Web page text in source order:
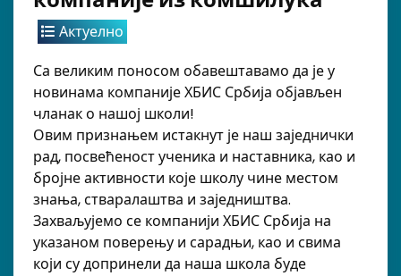
Актуелно
Са великим поносом обавештавамо да је у
новинама компаније ХБИС Србија објављен
чланак о нашој школи!
Овим признањем истакнут је наш заједнички
рад, посвећеност ученика и наставника, као и
бројне активности које школу чине местом
знања, стваралаштва и заједништва.
Захваљујемо се компанији ХБИС Србија на
указаном поверењу и сарадњи, као и свима
који су допринели да наша школа буде